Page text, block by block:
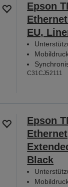
Epson
EU,
C31CJ52111
Epson
Black